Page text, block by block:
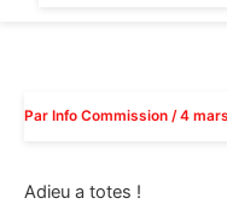
Par Info Commission /4
Adieu a totes !